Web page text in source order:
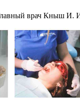
врач Кныш И.